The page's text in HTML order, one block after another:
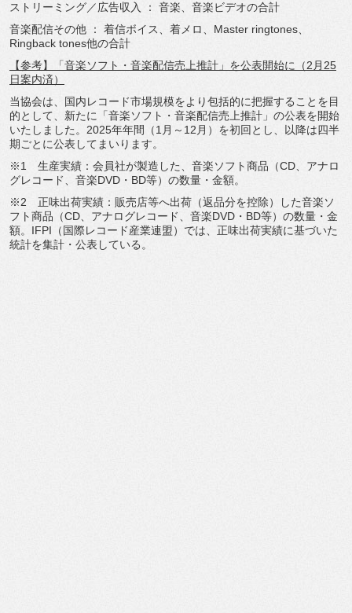
ストリーミング／広告収入 ： 音楽、音楽ビデオの合計
音楽配信その他 ： 着信ボイス、着メロ、Master ringtones、
Ringback tones他の合計
【参考】「音楽ソフト・音楽配信売上推計」を公表開始に（2月25
日案内済）
当協会は、
国内レコード市場規模をより包括的に把握することを目
的として、 新たに「音楽ソフト・音楽配信売上推計」 の公表を開始
いたしました。2025年年間（1月～12月） を初回とし、以降は四半
期ごとに公表してまいります。
※1 生産実績：会員社が製造した、音楽ソフト商品（CD、 アナロ
グレコード、音楽DVD・BD等）の数量・金額。
※2 正味出荷実績：販売店等へ出荷（返品分を控除）
した音楽ソ
フト商品（CD、アナログレコード、音楽DVD・ BD等）の数量・金
額。IFPI（国際レコード産業連盟）では、 正味出荷実績に基づいた
統計を集計・公表している。